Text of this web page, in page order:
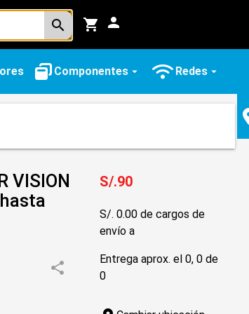
search shopping_cart person
Componentesarrow_drop_down Redes arrow_drop_down
VISION
share
S/.90
S/. 0.00 de cargos de
envío a
Entrega aprox. el 0, 0 de
0